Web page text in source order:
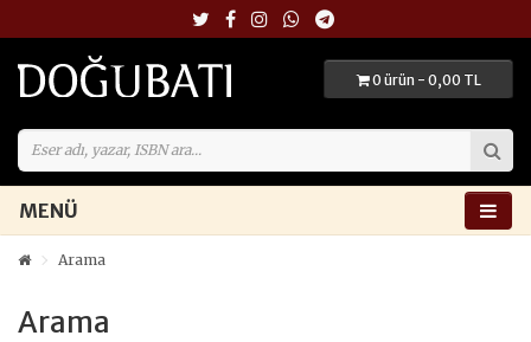
0 ürün - 0,00 TL
MENÜ
Arama
Arama